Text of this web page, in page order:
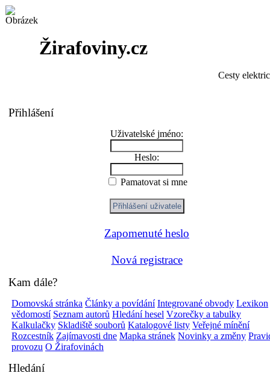
Žirafoviny.cz
Cesty
Přihlášení
Uživatelské jméno:
Heslo:
Pamatovat si mne
Zapomenuté heslo
Nová registrace
Kam dále?
Domovská stránka Články a povídání Integrované obvody Lexikon
vědomostí Seznam autorů Hledání hesel Vzorečky a tabulky
Kalkulačky Skladiště souborů Katalogové listy Veřejné mínění
Rozcestník Zajímavosti dne Mapka stránek Novinky a změny
provozu O Žirafovinách
Hledání